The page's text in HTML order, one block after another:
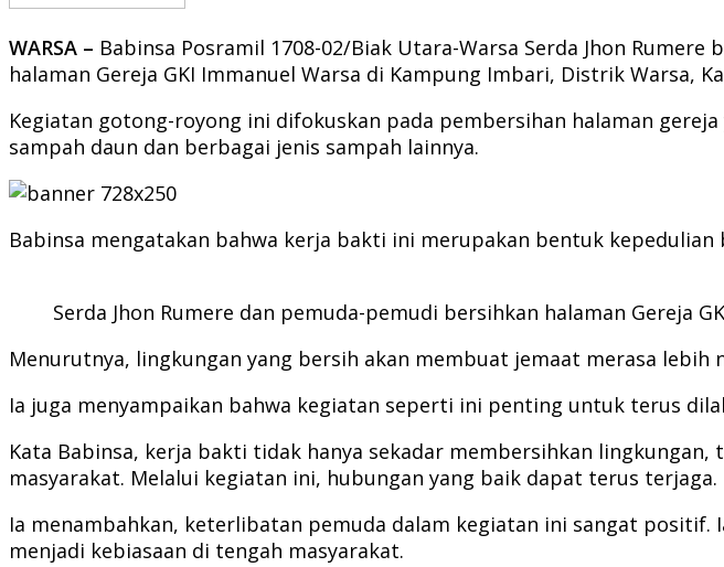
WARSA – Babinsa Posramil 1708-02/Biak Utara-Warsa Serda Jhon
halaman Gereja GKI Immanuel Warsa di Kampung Imbari, Distrik Warsa,
Kegiatan gotong-royong ini difokuskan pada pembersihan halaman
sampah daun dan berbagai jenis sampah lainnya.
Babinsa mengatakan bahwa kerja bakti ini merupakan bentuk
Serda Jhon Rumere dan pemuda-pemudi bersihkan halaman Gereja
Menurutnya, lingkungan yang bersih akan membuat jemaat merasa lebih
Ia juga menyampaikan bahwa kegiatan seperti ini penting untuk terus
Kata Babinsa, kerja bakti tidak hanya sekadar membersihkan
masyarakat. Melalui kegiatan ini, hubungan yang baik dapat terus terjaga.
Ia menambahkan, keterlibatan pemuda dalam kegiatan ini sangat
menjadi kebiasaan di tengah masyarakat.